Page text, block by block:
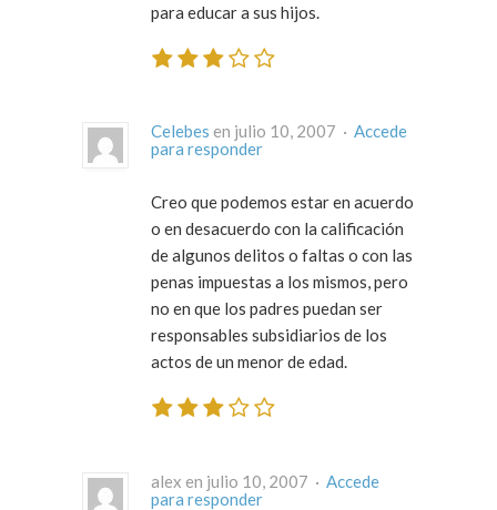
para educar a sus hijos.
Celebes en julio 10, 2007 · Accede
para responder
Creo que podemos estar en acuerdo
o en desacuerdo con la calificación
de algunos delitos o faltas o con las
penas impuestas a los mismos, pero
no en que los padres puedan ser
responsables subsidiarios de los
actos de un menor de edad.
alex en julio 10, 2007 · Accede
para responder